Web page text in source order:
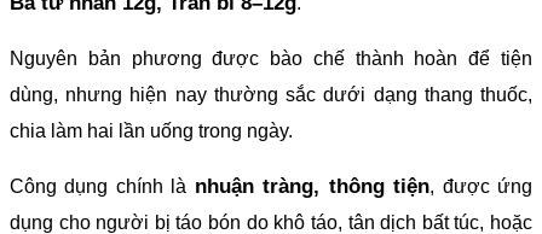
Nguyên bản phương được bào chế thành hoàn để tiện
dùng, nhưng hiện nay thường sắc dưới dạng thang thuốc,
chia làm hai lần uống trong ngày.
Công dụng chính là nhuận tràng, thông tiện, được ứng
dụng cho người bị táo bón do khô táo, tân dịch bất túc, hoặc